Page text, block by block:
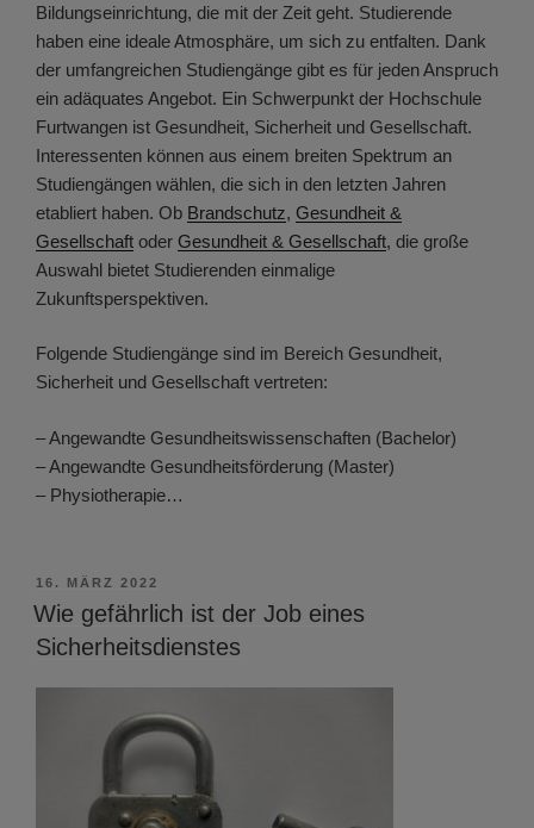
Bildungseinrichtung, die mit der Zeit geht. Studierende
haben eine ideale Atmosphäre, um sich zu entfalten. Dank
der umfangreichen Studiengänge gibt es für jeden Anspruch
ein adäquates Angebot. Ein Schwerpunkt der Hochschule
Furtwangen ist Gesundheit, Sicherheit und Gesellschaft.
Interessenten können aus einem breiten Spektrum an
Studiengängen wählen, die sich in den letzten Jahren
etabliert haben. Ob Brandschutz, Gesundheit &
Gesellschaft oder Gesundheit & Gesellschaft, die große
Auswahl bietet Studierenden einmalige
Zukunftsperspektiven.
Folgende Studiengänge sind im Bereich Gesundheit,
Sicherheit und Gesellschaft vertreten:
– Angewandte Gesundheitswissenschaften (Bachelor)
– Angewandte Gesundheitsförderung (Master)
– Physiotherapie…
VERÖFFENTLICHT
AM
16. MÄRZ 2022
Wie gefährlich ist der Job eines
Sicherheitsdienstes